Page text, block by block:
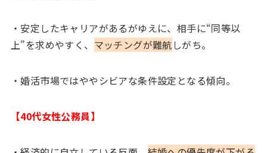
・安定したキャリアがあるがゆえに、相手に“同等以
上”を求めやすく、 マッチングが難航しがち。
・婚活市場ではややシビアな条件設定となる傾向。
【40代女性公務員】